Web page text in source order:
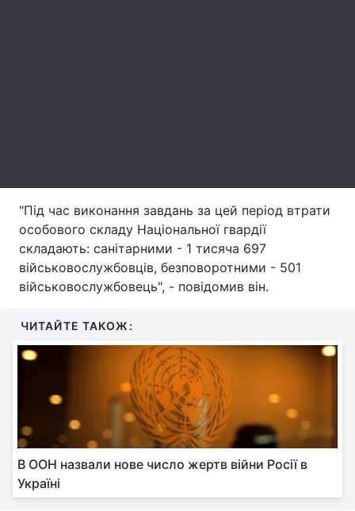
Тема оформлення
"Під час виконання завдань за цей період втрати
особового складу Національної гвардії
складають: санітарними - 1 тисяча 697
військовослужбовців, безповоротними - 501
військовослужбовець", - повідомив він.
ЧИТАЙТЕ ТАКОЖ:
В ООН назвали нове число жертв війни Росії в
Україні